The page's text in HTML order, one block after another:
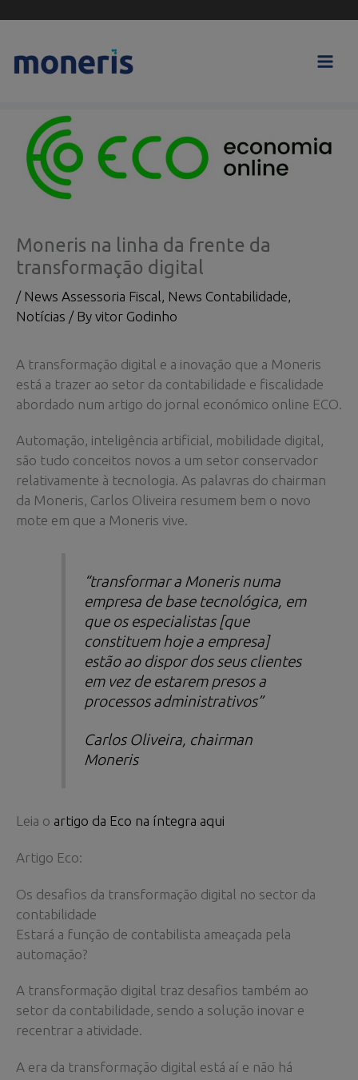
Moneris na linha da frente da
transformação digital
/ News Assessoria Fiscal, News Contabilidade,
Notícias / By vitor Godinho
A transformação digital e a inovação que a Moneris
está a trazer ao setor da contabilidade e fiscalidade
abordado num artigo do jornal económico online ECO.
Automação, inteligência artificial, mobilidade digital,
são tudo conceitos novos a um setor conservador
relativamente à tecnologia. As palavras do chairman
da Moneris, Carlos Oliveira resumem bem o novo
mote em que a Moneris vive.
“transformar a Moneris numa
empresa de base tecnológica, em
que os especialistas [que
constituem hoje a empresa]
estão ao dispor dos seus clientes
em vez de estarem presos a
processos administrativos”
Carlos Oliveira, chairman
Moneris
Leia o artigo da Eco na íntegra aqui
Artigo Eco:
Os desafios da transformação digital no sector da
contabilidade
Estará a função de contabilista ameaçada pela
automação?
A transformação digital traz desafios também ao
setor da contabilidade, sendo a solução inovar e
recentrar a atividade.
A era da transformação digital está aí e não há